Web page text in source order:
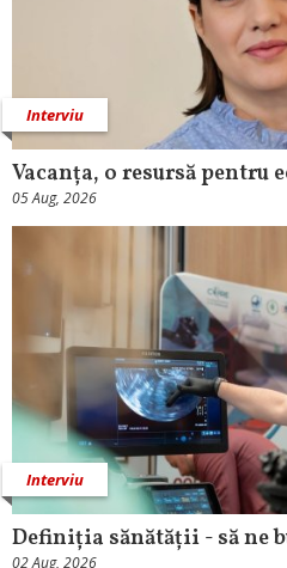
Interviu
Vacanța, o resursă
05 Aug, 2026
Interviu
Definiția sănătății - să ne
02 Aug, 2026